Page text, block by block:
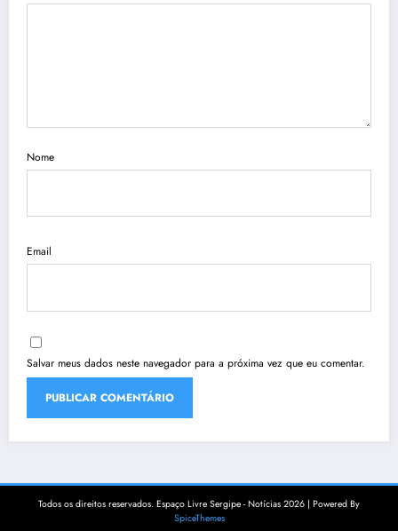
Nome
Email
Salvar meus dados neste navegador para a próxima vez que eu comentar.
Todos os direitos reservados. Espaço Livre Sergipe - Notícias 2026 | Powered By
SpiceThemes